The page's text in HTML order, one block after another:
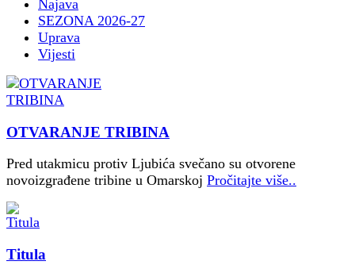
Najava
SEZONA 2026-27
Uprava
Vijesti
OTVARANJE TRIBINA
Pred utakmicu protiv Ljubića svečano su otvorene
novoizgrađene tribine u Omarskoj Pročitajte više..
Titula